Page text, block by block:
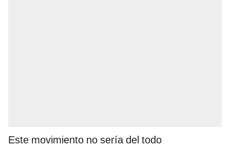
Este movimiento no sería del todo